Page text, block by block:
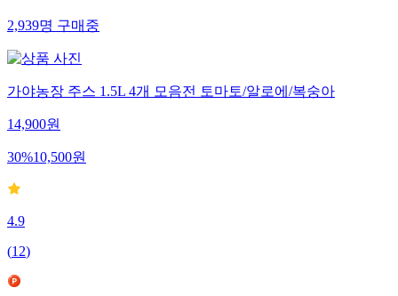
2,939명구매중
가야농장 주스 1.5L 4개 모음전 토마토/알로에/복숭아
14,900원
30%10,500원
4.9
(12)